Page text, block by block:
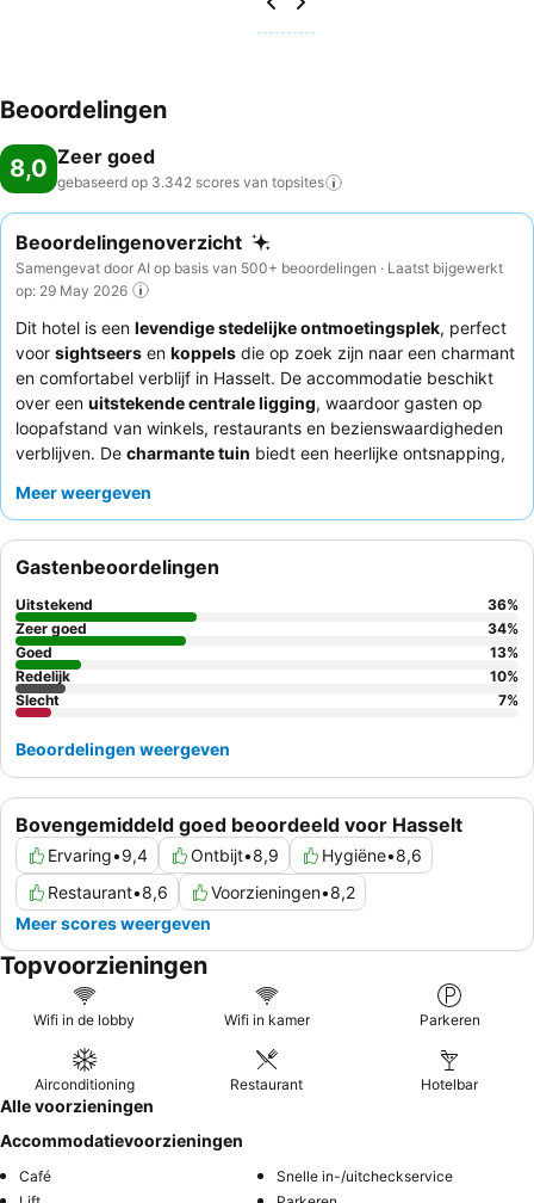
Beoordelingen
8,0 Zeer goed
gebaseerd op 3.342 scores van topsites
Beoordelingenoverzicht
Samengevat door AI op basis van 500+ beoordelingen · Laatst bijgewerkt
op: 29 May 2026
Dit hotel is een levendige stedelijke ontmoetingsplek, perfect
voor sightseers en koppels die op zoek zijn naar een charmant
en comfortabel verblijf in Hasselt. De accommodatie beschikt
over een uitstekende centrale ligging, waardoor gasten op
loopafstand van winkels, restaurants en bezienswaardigheden
verblijven. De charmante tuin biedt een heerlijke ontsnapping,
geprezen om zijn variatie en kwaliteit. Gasten benadrukken
klaarstaat om te assisteren. Voor een rustigere ervaring kunt u
overwegen een kamer met uitzicht op de tuin aan te vragen.
Meer weergeven
Bovengemiddeld goed beoordeeld voor Hasselt
Ervaring•9,4 Ontbijt•8,9 Hygiëne•8,6
Restaurant•8,6 Voorzieningen•8,2
Meer scores weergeven
Gastenbeoordelingen
Uitstekend 36%
Zeer goed
34%
Goed
13%
Redelijk
10%
Slecht
7%
Beoordelingen weergeven
Topvoorzieningen
Wifi in de lobby Wifi in kamer Parkeren
Airconditioning Restaurant Hotelbar
Alle voorzieningen
Accommodatievoorzieningen
Café
Snelle in-/uitcheckservice